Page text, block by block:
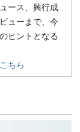
ース、興行成
ューまで、今
ヒントとなる
ちら